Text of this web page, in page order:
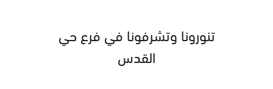
تنورونا وتشرفونا في فرع حي
القدس